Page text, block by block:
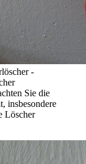
-
Sie die
insbesondere
Löscher